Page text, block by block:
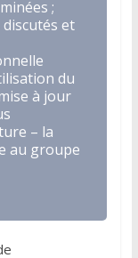
;
et
du
à jour
– la
au groupe